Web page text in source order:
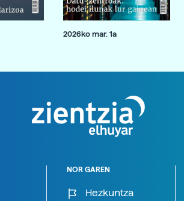
2026ko mar. 1a
NOR GAREN
Hezkuntza